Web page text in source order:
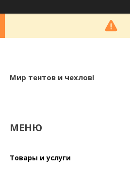
Мир тентов и чехлов!
Товары и услуги